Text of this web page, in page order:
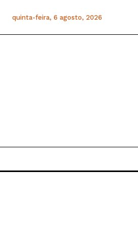
quinta-feira, 6 agosto, 2026